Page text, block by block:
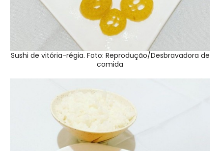
Sushi de vitória-régia. Foto: Reprodução/Desbravadora de
comida